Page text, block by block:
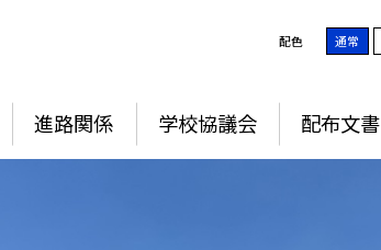
配色 通常
進路関係 学校協議会 配布文書